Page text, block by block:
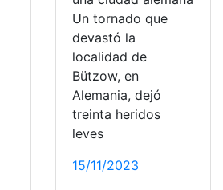
Un tornado que
devastó la
localidad de
Bützow, en
Alemania, dejó
treinta heridos
leves
15/11/2023